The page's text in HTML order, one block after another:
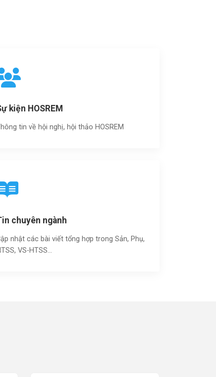
kiện HOSREM
tin về hội nghị, hội thảo HOSREM
chuyên ngành
nhật các bài viết tổng hợp trong Sản, Phụ,
VS-HTSS...